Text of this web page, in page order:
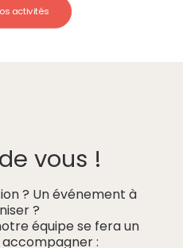
activités
vous !
? Un événement à
?
équipe se fera un
accompagner :